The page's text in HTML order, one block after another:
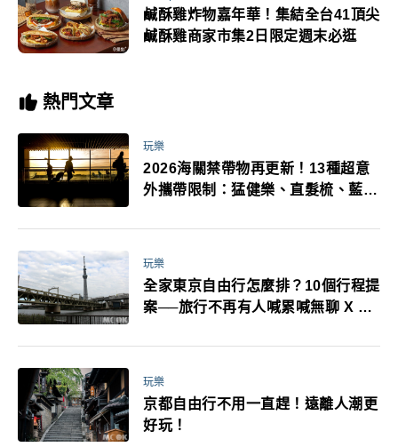
鹹酥雞炸物嘉年華！集結全台41頂尖
鹹酥雞商家市集2日限定週末必逛
熱門文章
玩樂
2026海關禁帶物再更新！13種超意
外攜帶限制：猛健樂、直髮梳、藍牙
萬！注意事項一次看！
玩樂
全家東京自由行怎麼排？10個行程提
案──旅行不再有人喊累喊無聊 X 爸
玩樂
京都自由行不用一直趕！遠離人潮更
好玩！